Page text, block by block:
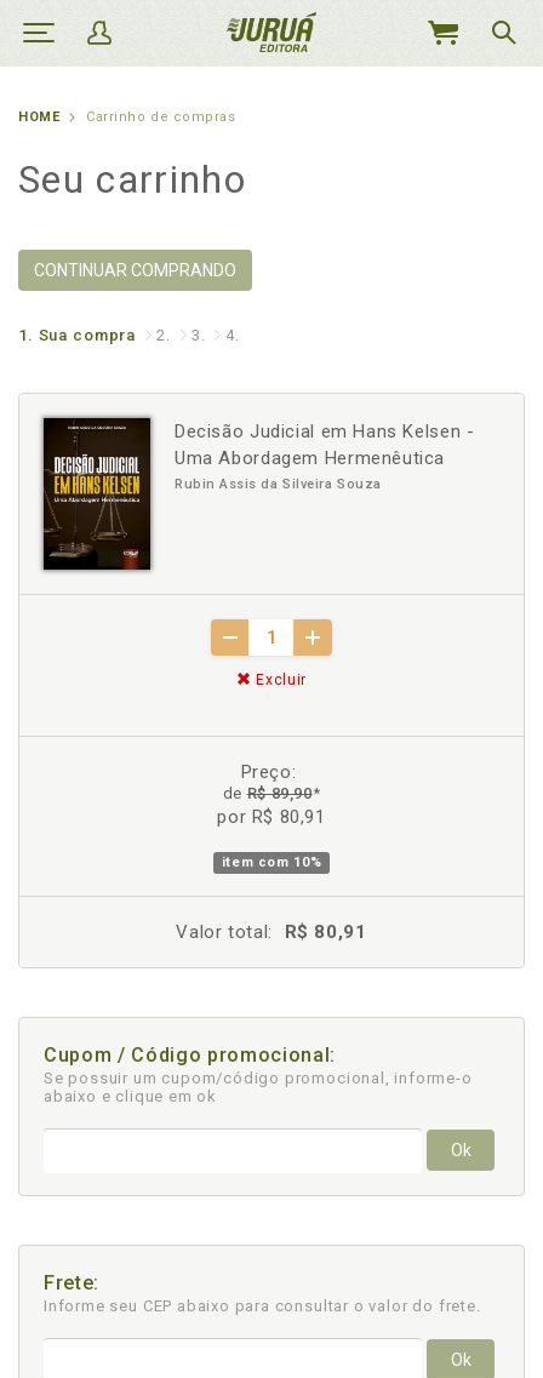
MEU
HOME Carrinho de compras
Seu carrinho
CONTINUAR COMPRANDO
1. Sua compra 2. 3. 4.
Decisão Judicial em Hans Kelsen -
Uma Abordagem Hermenêutica
Rubin Assis da Silveira Souza
Excluir
Preço:
deR$ 89,90*
por R$ 80,91
item com 10%
Valor total: R$ 80,91
Cupom / Código promocional:
Se possuir um cupom/código promocional, informe-o
abaixo e clique em ok
Ok
Frete:
Informe seu CEP abaixo para consultar o valor do frete.
Ok